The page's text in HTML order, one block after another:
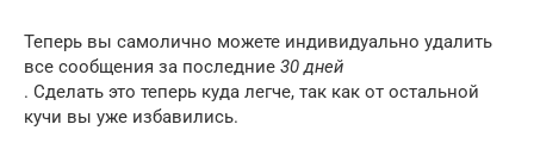
Теперь вы самолично можете индивидуально удалить
все сообщения за последние 30 дней
. Сделать это теперь куда легче, так как от остальной
кучи вы уже избавились.